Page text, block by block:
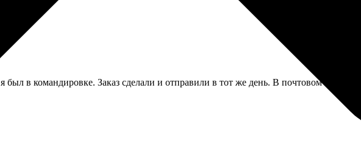
в командировке. Заказ сделали и отправили в тот же день. В почтовом